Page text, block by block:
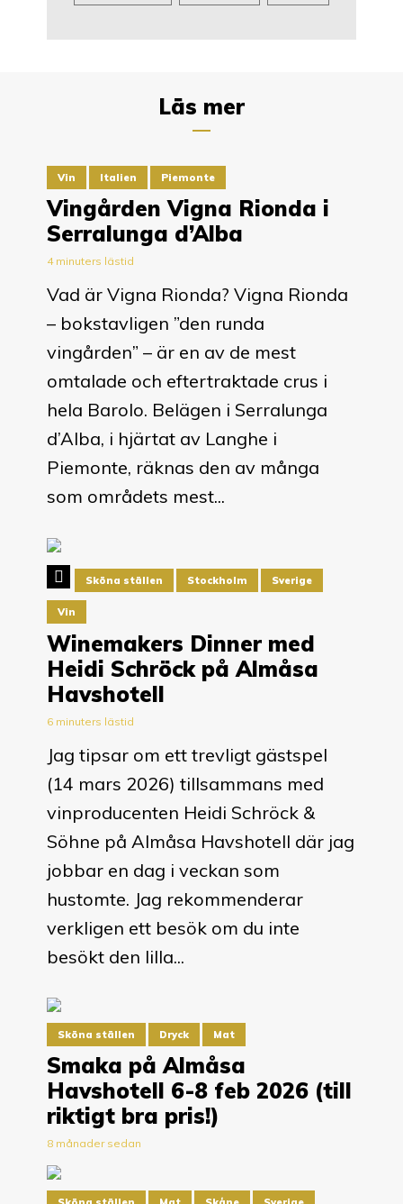
Läs mer
Vin Italien Piemonte
Vingården Vigna Rionda i
Serralunga d’Alba
4 minuters lästid
Vad är Vigna Rionda? Vigna Rionda
– bokstavligen ”den runda
vingården” – är en av de mest
omtalade och eftertraktade crus i
hela Barolo. Belägen i Serralunga
d’Alba, i hjärtat av Langhe i
Piemonte, räknas den av många
som områdets mest...
Sköna ställen Stockholm Sverige
Vin
Winemakers Dinner med
Heidi Schröck på Almåsa
Havshotell
6 minuters lästid
Jag tipsar om ett trevligt gästspel
(14 mars 2026) tillsammans med
vinproducenten Heidi Schröck &
Söhne på Almåsa Havshotell där jag
jobbar en dag i veckan som
hustomte. Jag rekommenderar
verkligen ett besök om du inte
besökt den lilla...
Sköna ställen Dryck Mat
Smaka på Almåsa
Havshotell 6-8 feb 2026 (till
riktigt bra pris!)
8 månader sedan